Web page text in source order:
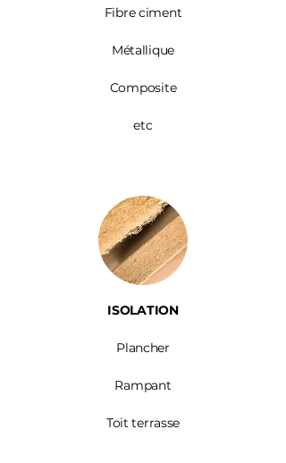
Fibre ciment
Métallique
Composite
etc
ISOLATION
Plancher
Rampant
Toit terrasse